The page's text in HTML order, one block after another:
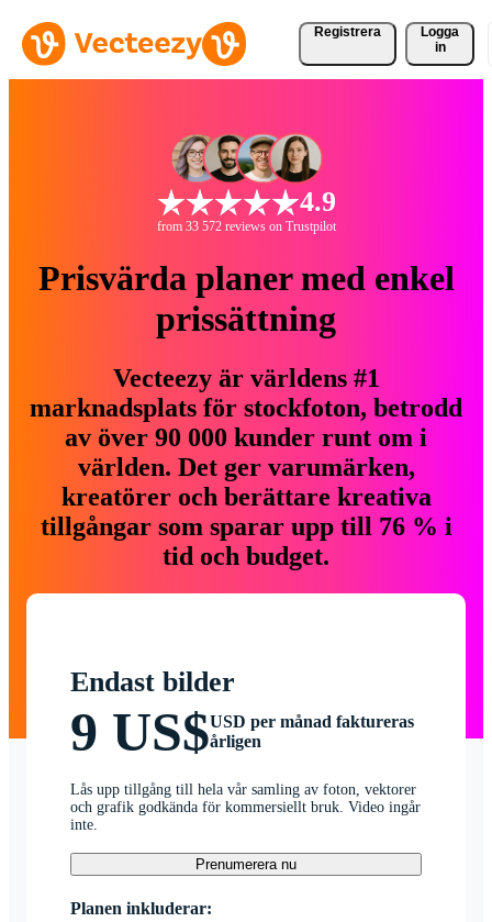
Registrera
Logga
in
4.9
from 33 572 reviews on Trustpilot
Prisvärda planer med enkel
prissättning
Vecteezy är världens #1
marknadsplats för stockfoton, betrodd
av över 90 000 kunder runt om i
världen. Det ger varumärken,
kreatörer och berättare kreativa
tillgångar som sparar upp till 76 % i
tid och budget.
Endast bilder
9 US$USD per månad faktureras
årligen
Lås upp tillgång till hela vår samling av foton, vektorer
och grafik godkända för kommersiellt bruk. Video ingår
inte.
Prenumerera nu
Planen inkluderar: